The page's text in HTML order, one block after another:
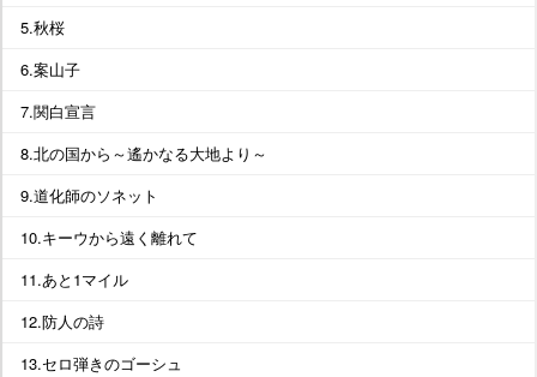
5.秋桜
6.案山子
7.関白宣言
8.北の国から～遙かなる大地より～
9.道化師のソネット
10.キーウから遠く離れて
11.あと1マイル
12.防人の詩
13.セロ弾きのゴーシュ